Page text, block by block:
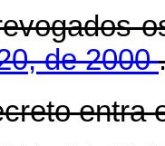
de 2000
entra